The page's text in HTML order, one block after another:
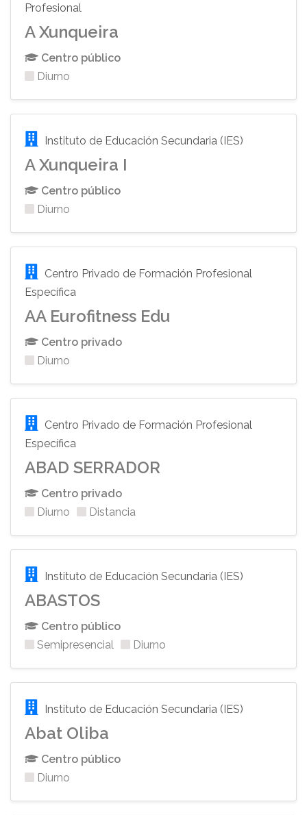
Profesional
A Xunqueira
Centro público
Diurno
Instituto de Educación Secundaria (IES)
A Xunqueira I
Centro público
Diurno
Centro Privado de Formación Profesional
Específica
AA Eurofitness Edu
Centro privado
Diurno
Centro Privado de Formación Profesional
Específica
ABAD SERRADOR
Centro privado
Diurno
Distancia
Instituto de Educación Secundaria (IES)
ABASTOS
Centro público
Semipresencial
Diurno
Instituto de Educación Secundaria (IES)
Abat Oliba
Centro público
Diurno